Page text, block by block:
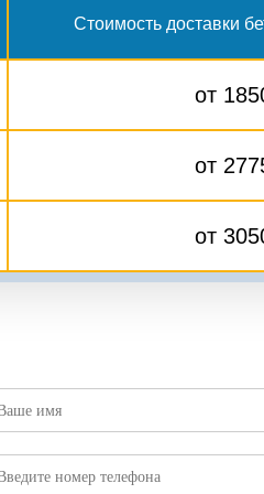
Стоимость доставки
от
от
от